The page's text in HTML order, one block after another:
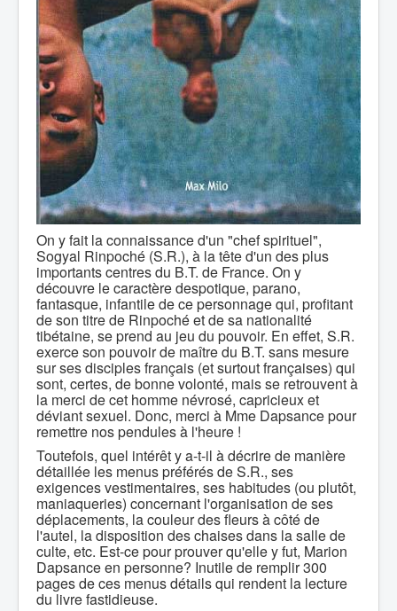
On y fait la connaissance d'un "chef spirituel",
Sogyal Rinpoché (S.R.), à la tête d'un des plus
importants centres du B.T. de France. On y
découvre le caractère despotique, parano,
fantasque, infantile de ce personnage qui, profitant
de son titre de Rinpoché et de sa nationalité
tibétaine, se prend au jeu du pouvoir. En effet, S.R.
exerce son pouvoir de maître du B.T. sans mesure
sur ses disciples français (et surtout françaises) qui
sont, certes, de bonne volonté, mais se retrouvent à
la merci de cet homme névrosé, capricieux et
déviant sexuel. Donc, merci à Mme Dapsance pour
remettre nos pendules à l'heure !
Toutefois, quel intérêt y a-t-il à décrire de manière
détaillée les menus préférés de S.R., ses
exigences vestimentaires, ses habitudes (ou plutôt,
maniaqueries) concernant l'organisation de ses
déplacements, la couleur des fleurs à côté de
l'autel, la disposition des chaises dans la salle de
culte, etc. Est-ce pour prouver qu'elle y fut, Marion
Dapsance en personne? Inutile de remplir 300
pages de ces menus détails qui rendent la lecture
du livre fastidieuse.